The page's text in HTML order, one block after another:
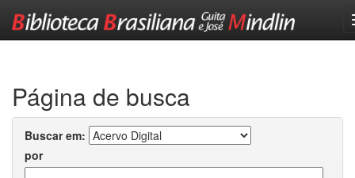
Página de busca
Buscar em:
por